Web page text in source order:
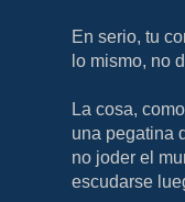
En serio, tu
lo mismo, no
La cosa,
una pegatina
no joder el
escudarse